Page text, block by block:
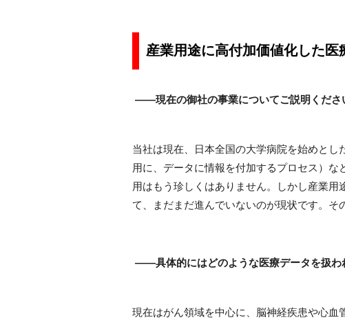
産業用途に高付加価値化した医
――現在の御社の事業についてご説明くださ
当社は現在、日本全国の大学病院を始めと
用に、データに情報を付加するプロセス）
用はもう珍しくはありません。しかし産業
て、まだまだ進んでいないのが現状です。そ
――具体的にはどのような医療データを扱わ
現在はがん領域を中心に、脳神経疾患や心